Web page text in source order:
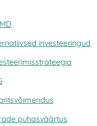
investeeringud
puhasväärtus